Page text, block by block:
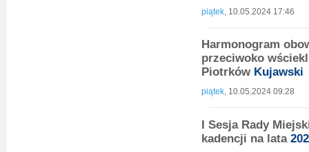
piątek, 10.05.2024 17:46
Harmonogram
przeciwoko
Piotrków Kujawski
piątek, 10.05.2024 09:28
I Sesja Rady
kadencji na lata